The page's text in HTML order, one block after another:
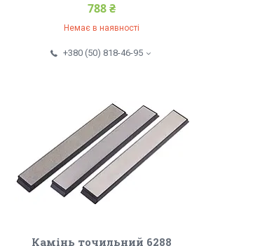
788 ₴
Немає в наявності
+380 (50) 818-46-95
Камінь точильний 6288